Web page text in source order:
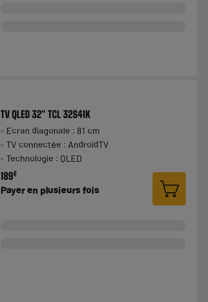
TV QLED 32" TCL 32S41K
Ecran diagonale : 81 cm
TV connectée : AndroidTV
Technologie : QLED
189€
Payer en plusieurs fois